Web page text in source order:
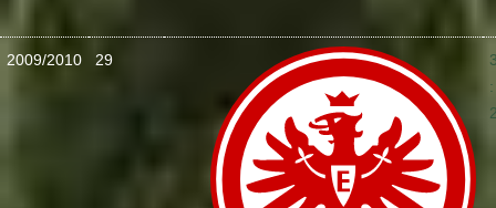
2009/2010 29
: